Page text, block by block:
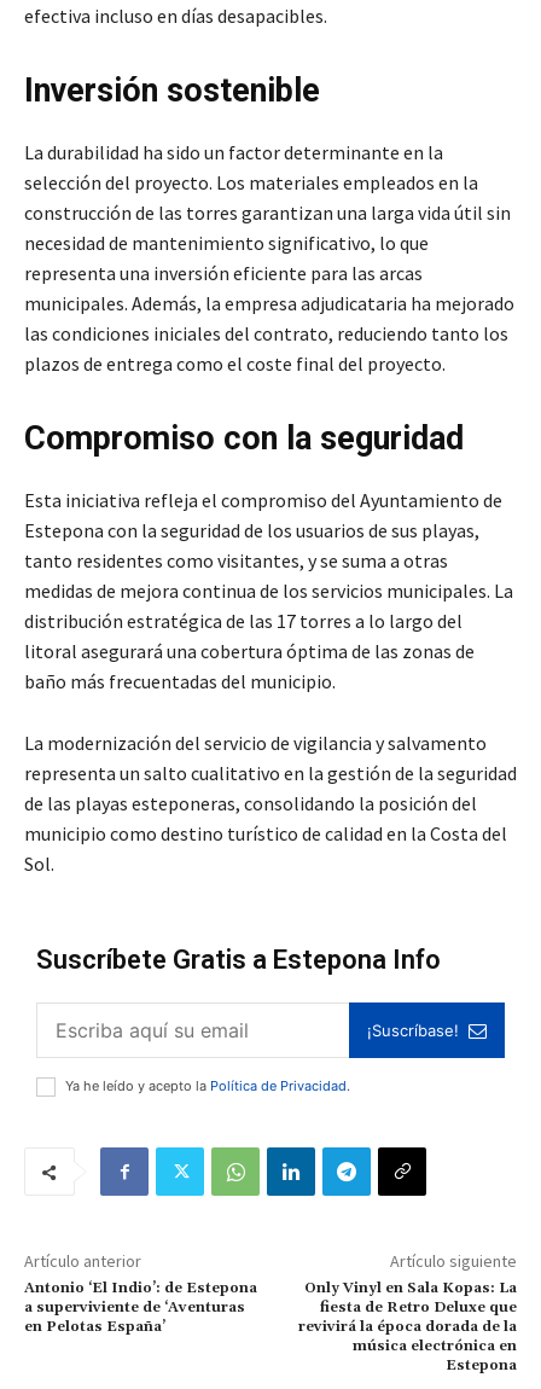
efectiva incluso en días desapacibles.
Inversión sostenible
La durabilidad ha sido un factor determinante en la
selección del proyecto. Los materiales empleados en la
construcción de las torres garantizan una larga vida útil sin
necesidad de mantenimiento significativo, lo que
representa una inversión eficiente para las arcas
municipales. Además, la empresa adjudicataria ha mejorado
las condiciones iniciales del contrato, reduciendo tanto los
plazos de entrega como el coste final del proyecto.
Compromiso con la seguridad
Esta iniciativa refleja el compromiso del Ayuntamiento de
Estepona con la seguridad de los usuarios de sus playas,
tanto residentes como visitantes, y se suma a otras
medidas de mejora continua de los servicios municipales. La
distribución estratégica de las 17 torres a lo largo del
litoral asegurará una cobertura óptima de las zonas de
baño más frecuentadas del municipio.
La modernización del servicio de vigilancia y salvamento
representa un salto cualitativo en la gestión de la seguridad
de las playas esteponeras, consolidando la posición del
municipio como destino turístico de calidad en la Costa del
Sol.
Suscríbete Gratis a Estepona Info
¡Suscríbase!
Ya he leído y acepto la Política de Privacidad.
Artículo anterior
Antonio ‘El Indio’: de Estepona
a superviviente de ‘Aventuras
en Pelotas España’
Artículo siguiente
Only Vinyl en Sala Kopas: La
fiesta de Retro Deluxe que
revivirá la época dorada de la
música electrónica en
Estepona